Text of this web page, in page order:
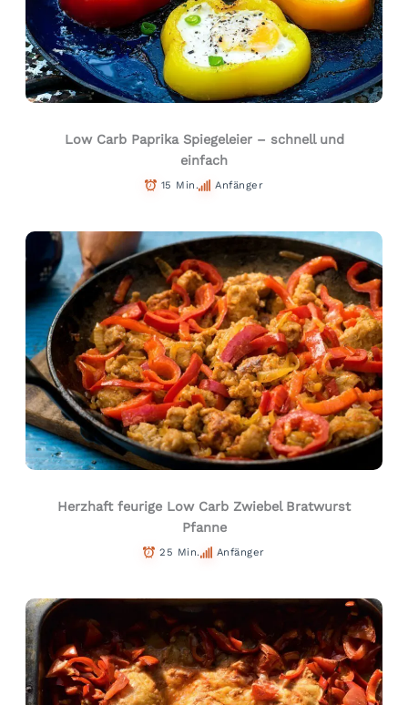
Low Carb Paprika Spiegeleier – schnell und
einfach
15 Min. Anfänger
Herzhaft feurige Low Carb Zwiebel Bratwurst
Pfanne
25 Min. Anfänger